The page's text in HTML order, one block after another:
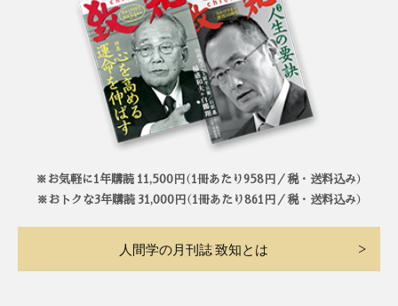
※お気軽に1年購読 11,500円（1冊あたり958円／税・送料込み）
※おトクな3年購読 31,000円（1冊あたり861円／税・送料込み）
人間学の月刊誌 致知とは